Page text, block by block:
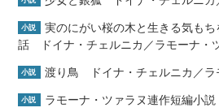
小説
実のにがい桜の木と生きる気も
話 ドイナ・チェルニカ／ラモーナ・
小説 渡り鳥 ドイナ・チェルニカ／ラ
小説 ラモーナ・ツァラヌ連作短編小説